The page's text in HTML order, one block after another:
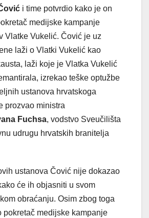
i time potvrdio kako je on
medijske kampanje
Vlatke Vukelić. Čović je uz
laži o Vlatki Vukelić kao
laži koje je Vlatka Vukelić
izrekao teške optužbe
ustanova hrvatskoga
prozvao ministra
Fuchsa, vodstvo Sveučilišta
udrugu hrvatskih branitelja
ustanova Čović nije dokazao
će ih objasniti u svom
obraćanju. Osim zbog toga
pokretač medijske kampanje